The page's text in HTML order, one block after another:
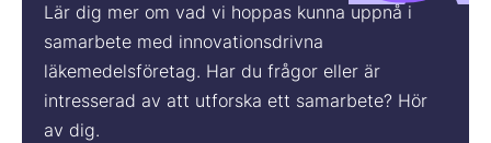
Lär dig mer om vad vi hoppas kunna uppnå i
samarbete med innovationsdrivna
läkemedelsföretag. Har du frågor eller är
intresserad av att utforska ett samarbete? Hör
av dig.